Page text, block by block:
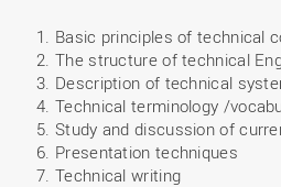
Basic principles of technical
The structure of technical
Description of technical
Technical terminology /
Study and discussion of
Presentation techniques
Technical writing